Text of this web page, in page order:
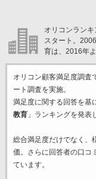
オリコンラン
スタート。
育は、2016年
オリコン顧客満足度調査
ート調査を実施。
満足度に関する回答を基
教育」ランキングを発表
総合満足度だけでなく、
価。さらに回答者の口コ
ています。